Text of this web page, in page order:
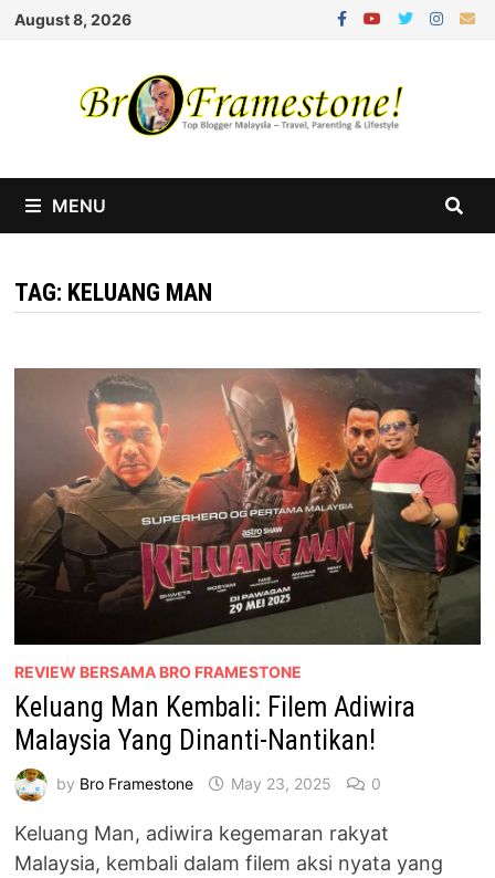
Skip
August 8, 2026
MENU
TAG: KELUANG MAN
REVIEW BERSAMA BRO FRAMESTONE
Keluang Man Kembali: Filem Adiwira
Malaysia Yang Dinanti-Nantikan!
by Bro Framestone May 23, 2025 0
Keluang Man, adiwira kegemaran rakyat
Malaysia, kembali dalam filem aksi nyata yang